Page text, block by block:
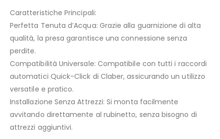
Caratteristiche Principali:
Perfetta Tenuta d’Acqua: Grazie alla guarnizione di alta
qualità, la presa garantisce una connessione senza
perdite.
Compatibilità Universale: Compatibile con tutti i raccordi
automatici Quick-Click di Claber, assicurando un utilizzo
versatile e pratico.
Installazione Senza Attrezzi: Si monta facilmente
avvitando direttamente al rubinetto, senza bisogno di
attrezzi aggiuntivi.